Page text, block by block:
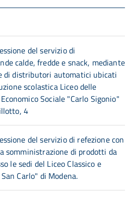
del servizio di
calde, fredde e snack, mediante
di distributori automatici ubicati
scolastica Liceo delle
Sociale "Carlo Sigonio"
4
del servizio di refezione con
somministrazione di prodotti da
le sedi del Liceo Classico e
Carlo" di Modena.